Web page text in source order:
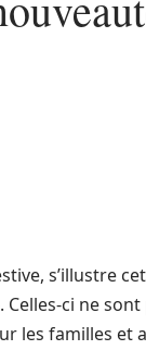
s’illustre
ci ne sont
les familles et